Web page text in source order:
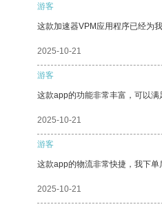
游客
这款加速器VPM应用程序已经为
2025-10-21
游客
这款app的功能非常丰富，可以满
2025-10-21
游客
这款app的物流非常快捷，我下单
2025-10-21